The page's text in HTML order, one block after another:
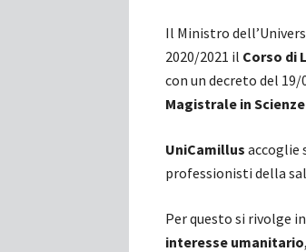
Il Ministro
2020/2021 il Corso di
con un decreto del 19/
Magistrale in
UniCamillus accoglie
professionisti della
Per questo si rivolge
interesse umanitario,